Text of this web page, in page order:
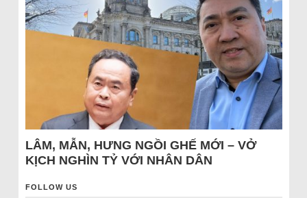
LÂM, MẪN, HƯNG NGỒI GHẾ MỚI – VỞ
KỊCH NGHÌN TỶ VỚI NHÂN DÂN
FOLLOW US